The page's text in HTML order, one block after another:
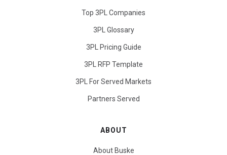
Top 3PL Companies
3PL Glossary
3PL Pricing Guide
3PL RFP Template
3PL For Served Markets
Partners Served
ABOUT
About Buske